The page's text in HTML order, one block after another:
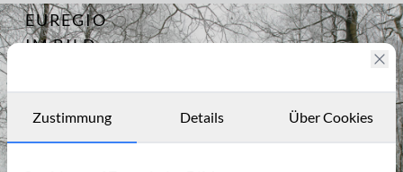
EUREGIO
IM BILD
Archiv
Kontakt
Archiv 4228
Zustimmung Details Über Cookies